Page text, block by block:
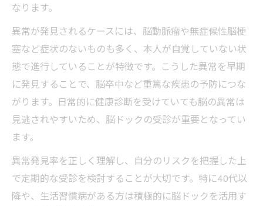
なります。
異常が発見されるケースには、脳動脈瘤や無症候性脳梗
塞など症状のないものも多く、本人が自覚していない状
態で進行していることが特徴です。こうした異常を早期
に発見することで、脳卒中など重篤な疾患の予防につな
がります。日常的に健康診断を受けていても脳の異常は
見逃されやすいため、脳ドックの受診が重要となってい
ます。
異常発見率を正しく理解し、自分のリスクを把握した上
で定期的な受診を検討することが大切です。特に40代以
降や、生活習慣病がある方は積極的に脳ドックを活用す